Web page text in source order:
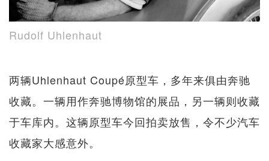
Rudolf Uhlenhaut
两辆Uhlenhaut Coupé原型车，多年来俱由奔驰
收藏。一辆用作奔驰博物馆的展品，另一辆则收藏
于车库内。这辆原型车今回拍卖放售，令不少汽车
收藏家大感意外。